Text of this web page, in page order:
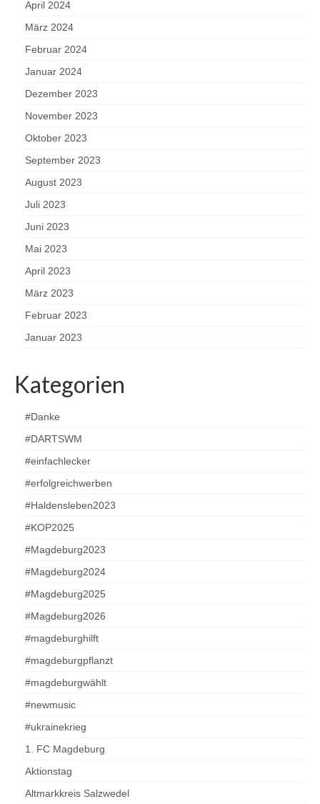
April 2024
März 2024
Februar 2024
Januar 2024
Dezember 2023
November 2023
Oktober 2023
September 2023
August 2023
Juli 2023
Juni 2023
Mai 2023
April 2023
März 2023
Februar 2023
Januar 2023
Kategorien
#Danke
#DARTSWM
#einfachlecker
#erfolgreichwerben
#Haldensleben2023
#KOP2025
#Magdeburg2023
#Magdeburg2024
#Magdeburg2025
#Magdeburg2026
#magdeburghilft
#magdeburgpflanzt
#magdeburgwählt
#newmusic
#ukrainekrieg
1. FC Magdeburg
Aktionstag
Altmarkkreis Salzwedel